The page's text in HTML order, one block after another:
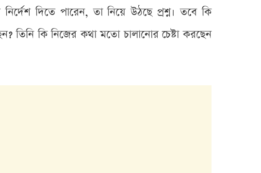
দিতে পারেন, তা নিয়ে উঠছে প্রশ্ন। তবে কি
তিনি কি নিজের কথা মতো চালানোর চেষ্টা করছেন